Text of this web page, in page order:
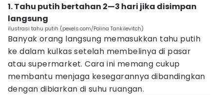
1. Tahu putih bertahan 2—3 hari jika disimpan
langsung
ilustrasi tahu putih (pexels.com/Polina Tankilevitch)
Banyak orang langsung memasukkan tahu putih
ke dalam kulkas setelah membelinya di pasar
atau supermarket. Cara ini memang cukup
membantu menjaga kesegarannya dibandingkan
dengan dibiarkan di suhu ruangan.